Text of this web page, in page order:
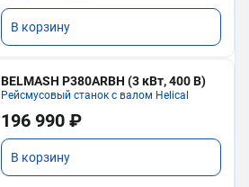
В корзину
BELMASH P380ARBH (3 кВт, 400 В)
Рейсмусовый станок с валом Helical
196 990 ₽
В корзину